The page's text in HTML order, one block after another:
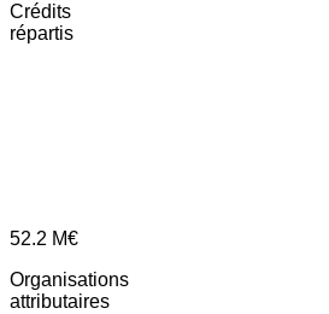
Crédits
répartis
52.2 M€
Organisations
attributaires